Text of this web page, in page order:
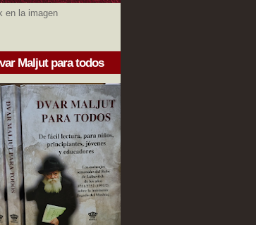
en la imagen
Maljut para todos